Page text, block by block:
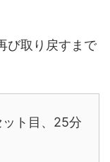
び取り戻すまで
ト目、25分